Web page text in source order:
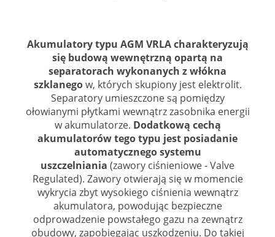
Akumulatory typu AGM VRLA charakteryzują
się budową wewnętrzną opartą na
separatorach wykonanych z włókna
szklanegow, których skupiony jest elektrolit.
Separatory umieszczone są pomiędzy
ołowianymi płytkami wewnątrz zasobnika energii
w akumulatorze. Dodatkową cechą
akumulatorów tego typu jest posiadanie
automatycznego systemu
uszczelniania (zawory ciśnieniowe - Valve
Regulated). Zawory otwierają się w momencie
wykrycia zbyt wysokiego ciśnienia wewnątrz
akumulatora, powodując bezpieczne
odprowadzenie powstałego gazu na zewnątrz
obudowy, zapobiegając uszkodzeniu. Do takiej